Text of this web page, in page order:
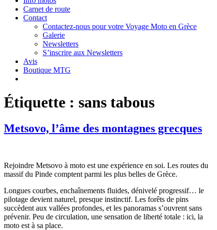
Carnet de route
Contact
Contactez-nous pour votre Voyage Moto en Grèce
Galerie
Newsletters
S’inscrire aux Newsletters
Avis
Boutique MTG
Étiquette : sans tabous
Metsovo, l’âme des montagnes grecques
Rejoindre Metsovo à moto est une expérience en soi. Les routes du
massif du Pinde comptent parmi les plus belles de Grèce.
Longues courbes, enchaînements fluides, dénivelé progressif… le
pilotage devient naturel, presque instinctif. Les forêts de pins
succèdent aux vallées profondes, et les panoramas s’ouvrent sans
prévenir. Peu de circulation, une sensation de liberté totale : ici, la
moto est à sa place.